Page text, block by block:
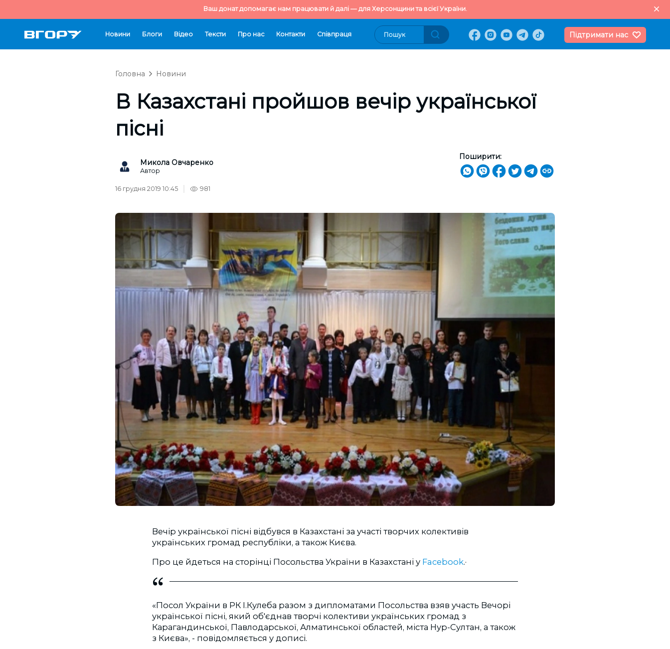
Ваш донат допомагає нам працювати й далі — для Херсонщини та всієї України.
Новини Блоги Відео Тексти Про нас Контакти Cпівпраця Підтримати нас
Головна Новини
В Казахстані пройшов вечір української
пісні
Микола Овчаренко
Автор
Поширити:
16 грудня 2019 10:45 981
Вечір української пісні відбувся в Казахстані за участі творчих колективів
українських громад республіки, а також Києва.
Про це йдеться на сторінці Посольства України в Казахстані у Facebook.·
«Посол України в РК І.Кулеба разом з дипломатами Посольства взяв участь Вечорі
української пісні, який об'єднав творчі колективи українських громад з
Карагандинської, Павлодарської, Алматинської областей, міста Нур-Султан, а також
з Києва», - повідомляється у дописі.